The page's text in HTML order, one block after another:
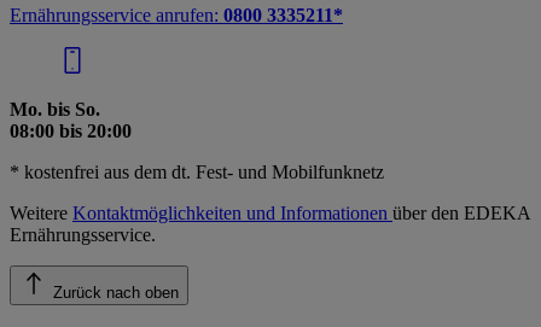
Ernährungsservice anrufen: 0800 3335211*
Mo. bis So.
08:00 bis 20:00
* kostenfrei aus dem dt. Fest- und Mobilfunknetz
Weitere Kontaktmöglichkeiten und Informationen über den EDEKA
Ernährungsservice.
Zurück nach oben